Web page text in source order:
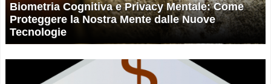
Biometria Cognitiva e Privacy Mentale: Come
Proteggere la Nostra Mente dalle Nuove
Tecnologie